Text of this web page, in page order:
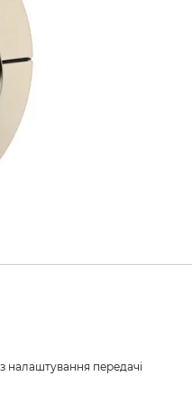
налаштування передачі